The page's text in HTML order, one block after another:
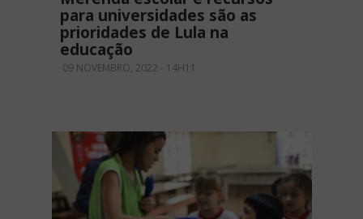
para universidades são as
prioridades de Lula na
educação
09 NOVEMBRO, 2022 - 14H11